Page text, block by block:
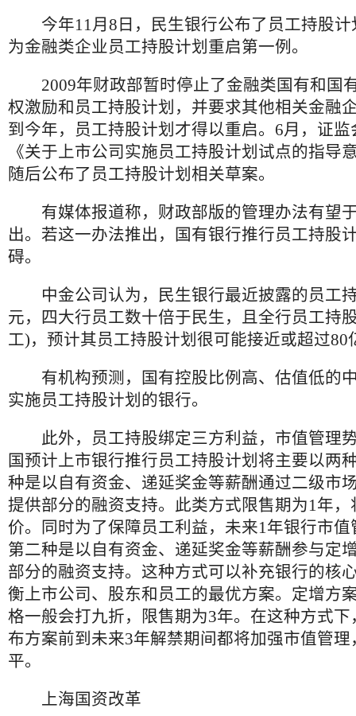
今年11月8日，民生银行公布了员工持股计
为金融类企业员工持股计划重启第一例。
2009年财政部暂时停止了金融类国有和国
权激励和员工持股计划，并要求其他相关金融
到今年，员工持股计划才得以重启。6月，证
《关于上市公司实施员工持股计划试点的指导
随后公布了员工持股计划相关草案。
有媒体报道称，财政部版的管理办法有望
出。若这一办法推出，国有银行推行员工持股
碍。
中金公司认为，民生银行最近披露的员工
元，四大行员工数十倍于民生，且全行员工持
工)，预计其员工持股计划很可能接近或超过80
有机构预测，国有控股比例高、估值低的
实施员工持股计划的银行。
此外，员工持股绑定三方利益，市值管理
国预计上市银行推行员工持股计划将主要以两
种是以自有资金、递延奖金等薪酬通过二级市
提供部分的融资支持。此类方式限售期为1年，
价。同时为了保障员工利益，未来1年银行市
第二种是以自有资金、递延奖金等薪酬参与定
部分的融资支持。这种方式可以补充银行的核
衡上市公司、股东和员工的最优方案。定增方
格一般会打九折，限售期为3年。在这种方式
布方案前到未来3年解禁期间都将加强市值管理
平。
上海国资改革